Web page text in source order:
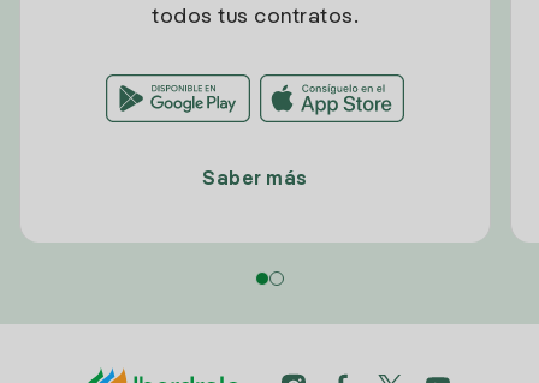
todos tus contratos.
Saber más